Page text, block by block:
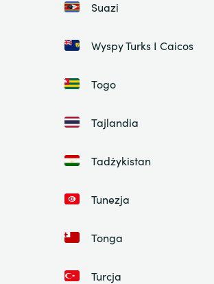
Suazi
Wyspy Turks I Caicos
Togo
Tajlandia
Tadżykistan
Tunezja
Tonga
Turcja